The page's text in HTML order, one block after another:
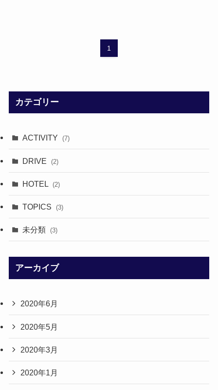
1
カテゴリー
ACTIVITY (7)
DRIVE (2)
HOTEL (2)
TOPICS (3)
未分類 (3)
アーカイブ
2020年6月
2020年5月
2020年3月
2020年1月